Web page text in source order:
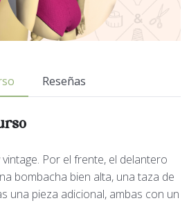
Reseñas
Por el frente, el delantero
bombacha bien alta, una taza de
una pieza adicional, ambas con un